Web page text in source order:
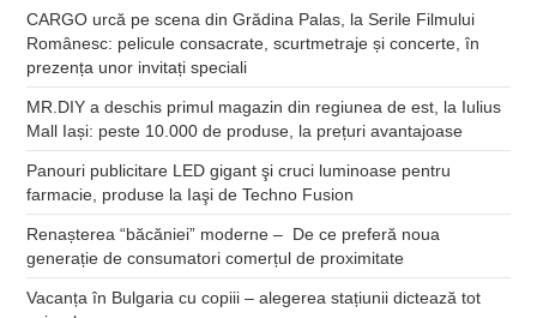
CARGO urcă pe scena din Grădina Palas, la Serile Filmului
Românesc: pelicule consacrate, scurtmetraje și concerte, în
prezența unor invitați speciali
MR.DIY a deschis primul magazin din regiunea de est, la Iulius
Mall Iași: peste 10.000 de produse, la prețuri avantajoase
Panouri publicitare LED gigant şi cruci luminoase pentru
farmacie, produse la Iaşi de Techno Fusion
Renașterea “băcăniei” moderne – De ce preferă noua
generație de consumatori comerțul de proximitate
Vacanța în Bulgaria cu copiii – alegerea stațiunii dictează tot